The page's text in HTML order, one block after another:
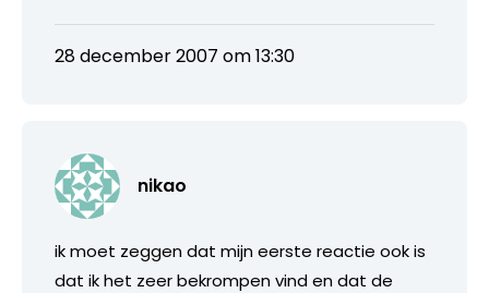
28 december 2007 om 13:30
nikao
ik moet zeggen dat mijn eerste reactie ook is
dat ik het zeer bekrompen vind en dat de